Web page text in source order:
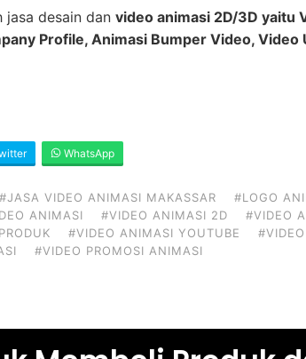
jasa desain dan video animasi 2D/3D yaitu
Profile, Animasi Bumper Video,
WhatsApp
#JASA VIDEO ANIMASI MAKASSAR #LOGO
ANIMASI #VIDEO ANIMASI 2D #VIDEO
#VIDEO ANIMASI YOUTUBE
#VIDEO PROMOSI ANIMASI